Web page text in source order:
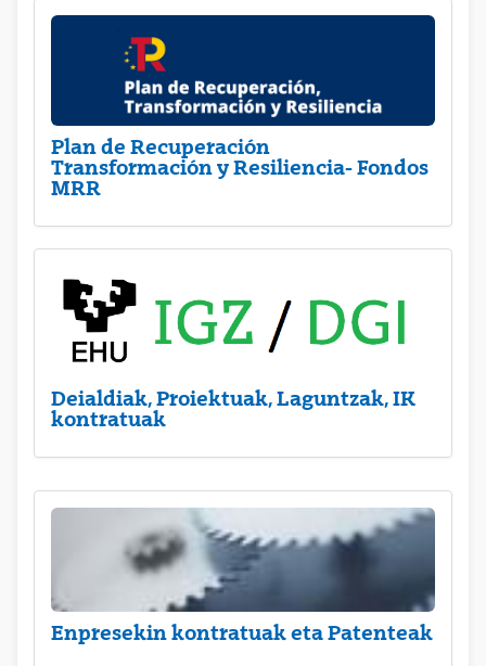
Plan de Recuperación
Transformación y Resiliencia- Fondos
MRR
Deialdiak, Proiektuak, Laguntzak, IK
kontratuak
Enpresekin kontratuak eta Patenteak